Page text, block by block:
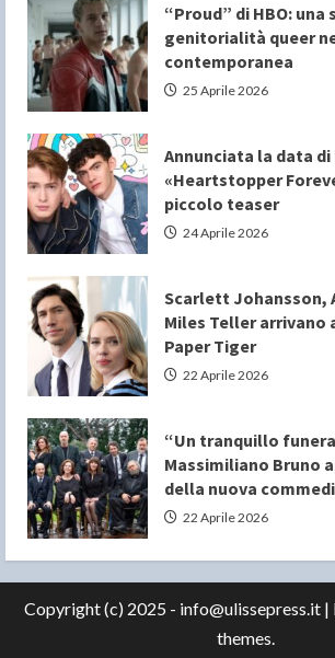
“Proud” di HBO: una
genitorialità queer
contemporanea
25 Aprile 2026
Annunciata la data
«Heartstopper
piccolo teaser
24 Aprile 2026
Scarlett Johansson,
Miles Teller arrivano
Paper Tiger
22 Aprile 2026
“Un tranquillo
Massimiliano Bruno
della nuova
22 Aprile 2026
Copyright (c) 2025 - info@ulissepress.it |
themes.